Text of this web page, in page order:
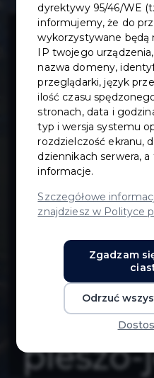
Krótką,
Poczty
wraz z
dyrektywy 95/46/WE
informujemy, że do
wykorzystywane będą
IP twojego
nazwa domeny,
przeglądarki, język
ilość czasu
stronach, data i
typ i wersja systemu
rozdzielczość ekranu,
dziennikach serwera,
informacje.
Szczegółowe
znajdziesz w Polityce
Zgadzam
Odrzuć